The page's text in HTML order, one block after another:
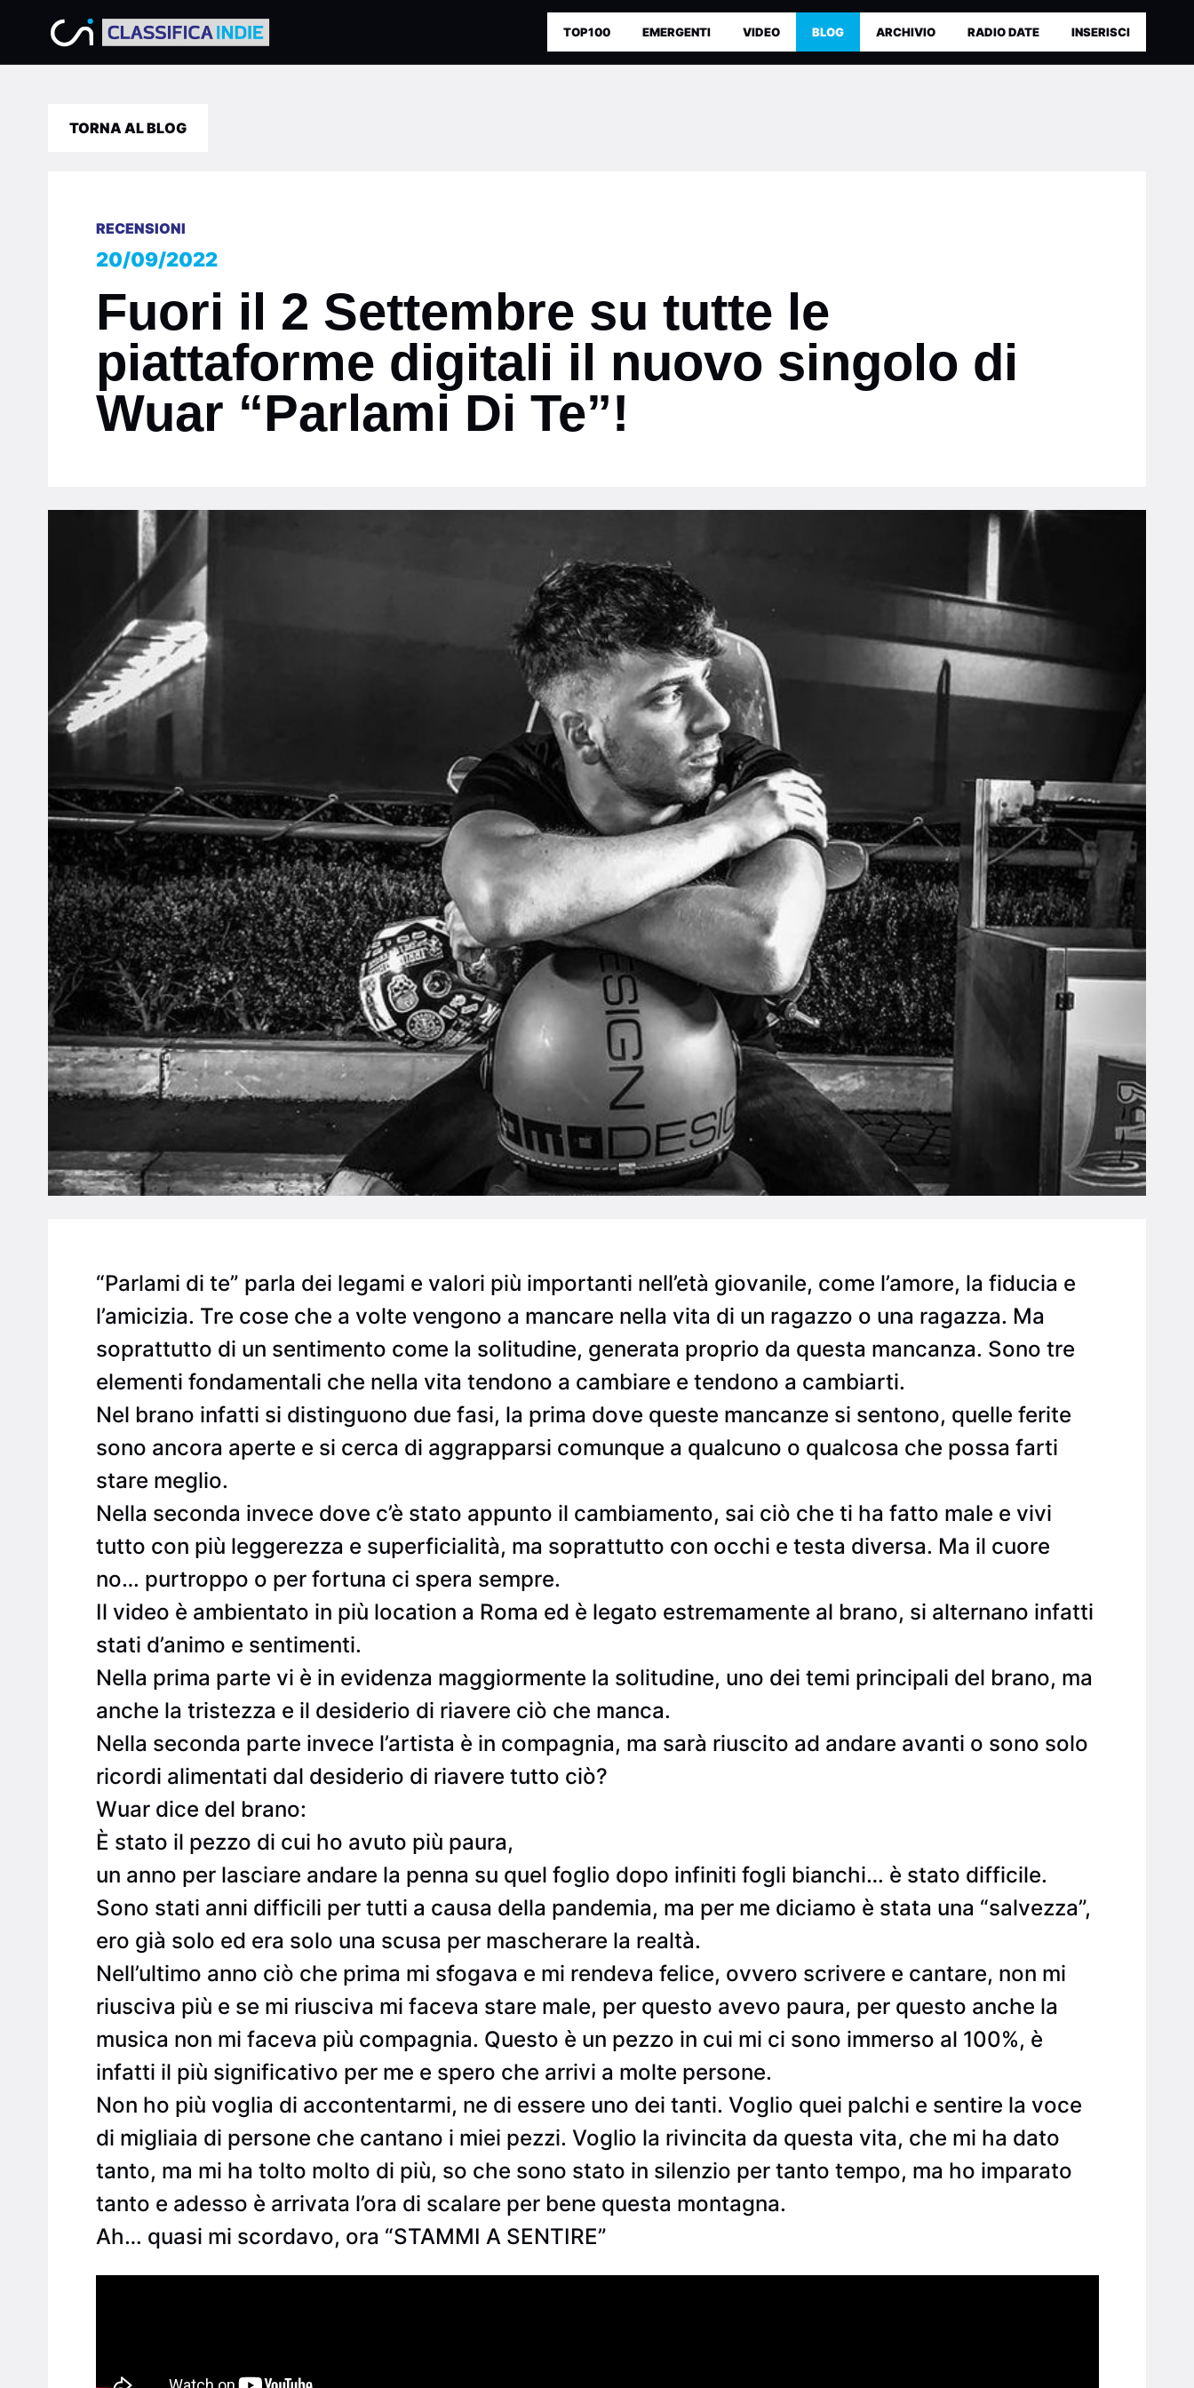
TOP100 EMERGENTI VIDEO BLOG ARCHIVIO RADIO DATE INSERISCI
TORNA AL BLOG
RECENSIONI
20/09/2022
Fuori il 2 Settembre su tutte le
piattaforme digitali il nuovo singolo di
Wuar “Parlami Di Te”!
“Parlami di te” parla dei legami e valori più importanti nell’età giovanile, come l’amore, la fiducia e
l’amicizia. Tre cose che a volte vengono a mancare nella vita di un ragazzo o una ragazza. Ma
soprattutto di un sentimento come la solitudine, generata proprio da questa mancanza. Sono tre
elementi fondamentali che nella vita tendono a cambiare e tendono a cambiarti.
Nel brano infatti si distinguono due fasi, la prima dove queste mancanze si sentono, quelle ferite
sono ancora aperte e si cerca di aggrapparsi comunque a qualcuno o qualcosa che possa farti
stare meglio.
Nella seconda invece dove c’è stato appunto il cambiamento, sai ciò che ti ha fatto male e vivi
tutto con più leggerezza e superficialità, ma soprattutto con occhi e testa diversa. Ma il cuore
no… purtroppo o per fortuna ci spera sempre.
Il video è ambientato in più location a Roma ed è legato estremamente al brano, si alternano infatti
stati d’animo e sentimenti.
Nella prima parte vi è in evidenza maggiormente la solitudine, uno dei temi principali del brano, ma
anche la tristezza e il desiderio di riavere ciò che manca.
Nella seconda parte invece l’artista è in compagnia, ma sarà riuscito ad andare avanti o sono solo
ricordi alimentati dal desiderio di riavere tutto ciò?
Wuar dice del brano:
È stato il pezzo di cui ho avuto più paura,
un anno per lasciare andare la penna su quel foglio dopo infiniti fogli bianchi… è stato difficile.
Sono stati anni difficili per tutti a causa della pandemia, ma per me diciamo è stata una “salvezza”,
ero già solo ed era solo una scusa per mascherare la realtà.
Nell’ultimo anno ciò che prima mi sfogava e mi rendeva felice, ovvero scrivere e cantare, non mi
riusciva più e se mi riusciva mi faceva stare male, per questo avevo paura, per questo anche la
musica non mi faceva più compagnia. Questo è un pezzo in cui mi ci sono immerso al 100%, è
infatti il più significativo per me e spero che arrivi a molte persone.
Non ho più voglia di accontentarmi, ne di essere uno dei tanti. Voglio quei palchi e sentire la voce
di migliaia di persone che cantano i miei pezzi. Voglio la rivincita da questa vita, che mi ha dato
tanto, ma mi ha tolto molto di più, so che sono stato in silenzio per tanto tempo, ma ho imparato
tanto e adesso è arrivata l’ora di scalare per bene questa montagna.
Ah… quasi mi scordavo, ora “STAMMI A SENTIRE”